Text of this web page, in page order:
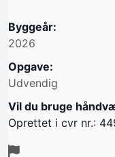
Byggeår:
2026
Opgave:
Udvendig
Vil du bruge
Oprettet i cvr nr.: